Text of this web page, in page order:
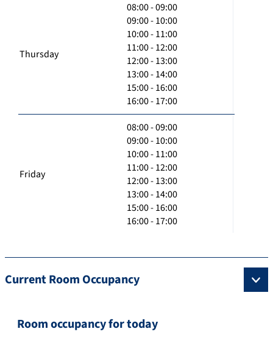
Thursday
08:00 - 09:00
09:00 - 10:00
10:00 - 11:00
11:00 - 12:00
12:00 - 13:00
13:00 - 14:00
15:00 - 16:00
16:00 - 17:00
Friday
08:00 - 09:00
09:00 - 10:00
10:00 - 11:00
11:00 - 12:00
12:00 - 13:00
13:00 - 14:00
15:00 - 16:00
16:00 - 17:00
Current Room Occupancy
Room occupancy for today